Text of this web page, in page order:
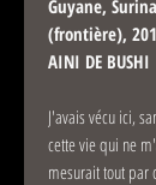
Guyane,
(frontière),
AINI DE BUSHI
J'avais vécu ici,
cette vie qui ne
mesurait tout par